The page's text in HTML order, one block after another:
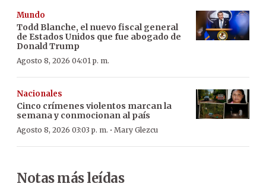
Mundo
Todd Blanche, el nuevo fiscal general
de Estados Unidos que fue abogado de
Donald Trump
Agosto 8, 2026 04:01 p. m.
Nacionales
Cinco crímenes violentos marcan la
semana y conmocionan al país
Agosto 8, 2026 03:03 p. m. · Mary Glezcu
Notas más leídas